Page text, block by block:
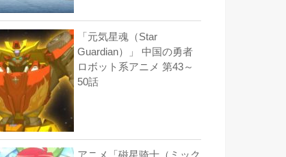
「元気星魂（Star
Guardian）」 中国の勇者
ロボット系アニメ 第43～
50話
アニメ「磁星骑士（ミック